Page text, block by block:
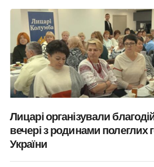
Лицарі організували
вечері з родинами полеглих
України